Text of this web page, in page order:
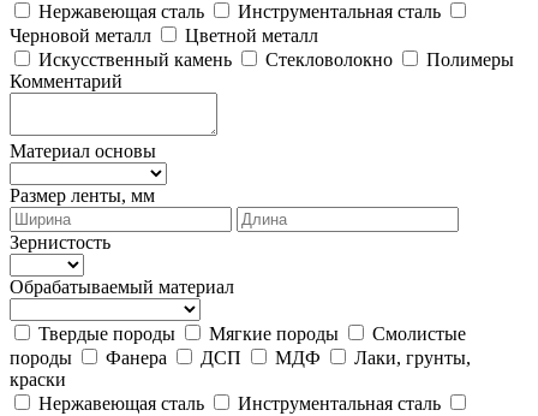
Нержавеющая сталь
Инструментальная сталь
Черновой металл
Цветной металл
Искусственный камень
Стекловолокно
Полимеры
Комментарий
Материал основы
Размер ленты, мм
Зернистость
Обрабатываемый материал
Твердые породы Мягкие породы
Смолистые
породы
Фанера ДСП МДФ
Лаки, грунты,
краски
Нержавеющая сталь
Инструментальная сталь